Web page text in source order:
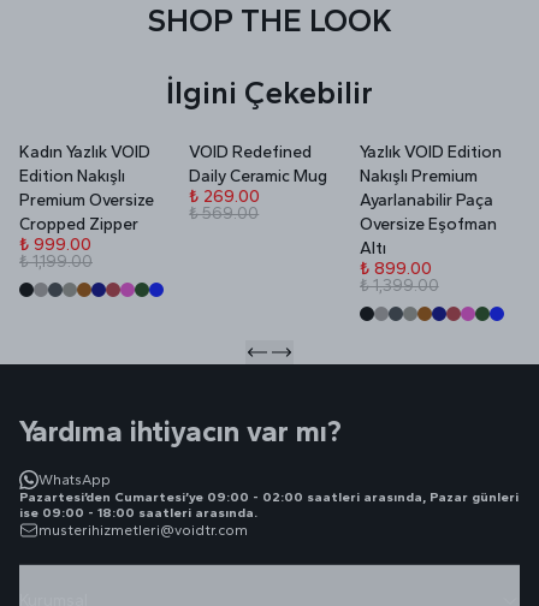
SHOP THE LOOK
İlgini Çekebilir
Kadın Yazlık VOID
Edition Nakışlı
Premium Oversize
Cropped Zipper
₺ 999.00
₺ 1,199.00
VOID Redefined
Daily Ceramic Mug
₺ 269.00
₺ 569.00
Yazlık VOID Edition
Nakışlı Premium
Ayarlanabilir Paça
Oversize Eşofman
Altı
₺ 899.00
₺ 1,399.00
Yardıma ihtiyacın var mı?
WhatsApp
Pazartesi’den Cumartesi’ye 09:00 - 02:00 saatleri arasında, Pazar günleri
ise 09:00 - 18:00 saatleri arasında.
musterihizmetleri@voidtr.com